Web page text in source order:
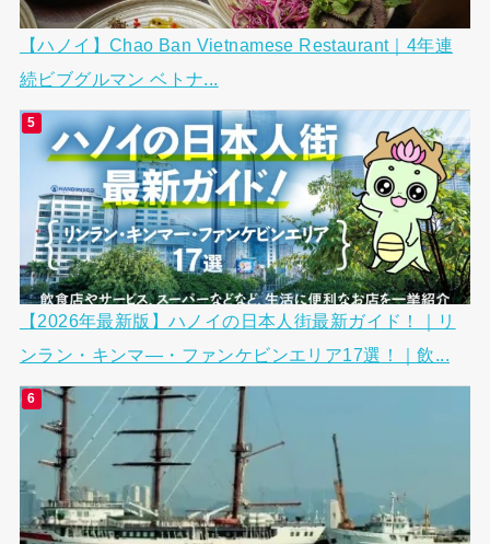
【ハノイ】Chao Ban Vietnamese Restaurant｜4年連
続ビブグルマン ベトナ...
【2026年最新版】ハノイの日本人街最新ガイド！｜リ
ンラン・キンマ―・ファンケビンエリア17選！｜飲...